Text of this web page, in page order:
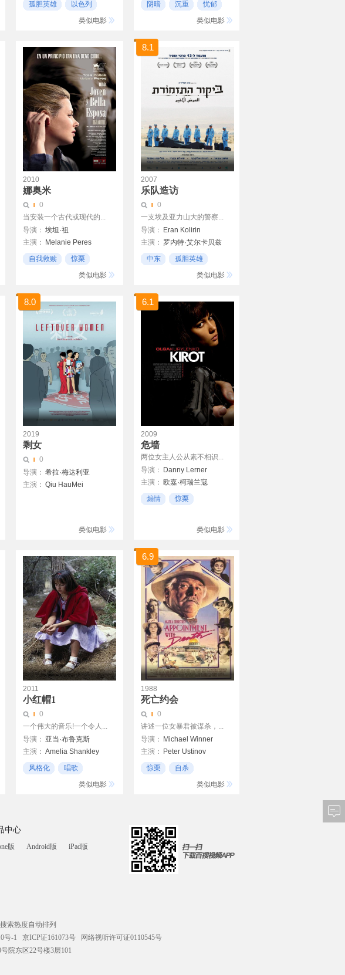
艾加·克莱特
孤胆英雄
以色列
类似电影
阴暗 沉重
忧郁
类似电影
2010
娜奥米
0
当安装一个古代或现代的...
导演： 埃坦·祖
主演：
Melanie Peres
Suhel Haddad
自我救赎
惊栗
类似电影
8.1
2007
乐队造访
0
一支埃及亚力山大的警察...
导演：
Eran Kolirin
主演： 罗内特·艾尔卡贝兹
乌瑞·加夫利尔
中东
孤胆英雄
类似电影
8.0
2019
剩女
0
导演： 希拉·梅达利亚
Shosh Shlam
主演： Qiu HauMei
类似电影
6.1
2009
危墙
两位女主人公从素不相识...
导演：
Danny Lerner
主演： 欧嘉·柯瑞兰寇
Ninette Tayeb
煽情
惊栗
类似电影
2011
小红帽1
0
一个伟大的音乐!一个令人...
导演： 亚当·布鲁克斯
主演： Amelia Shankley
伊莎贝拉·罗西里尼
风格化
唱歌
类似电影
6.9
1988
死亡约会
0
讲述一位女暴君被谋杀，...
导演：
Michael Winner
主演：
Peter Ustinov
Lauren Bacall
惊栗
自杀
类似电影
中心
版 Android版 iPad版
索热度自动排列
号-1 京ICP证161073号
网络视听许可证0110545号
院东区22号楼3层101